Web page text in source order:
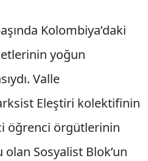
Kolombiya’daki
yoğun
Valle
Eleştiri kolektifinin
öğrenci örgütlerinin
Sosyalist Blok’un